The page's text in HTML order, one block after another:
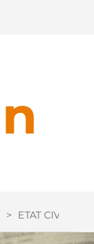
> ETAT CIVIL